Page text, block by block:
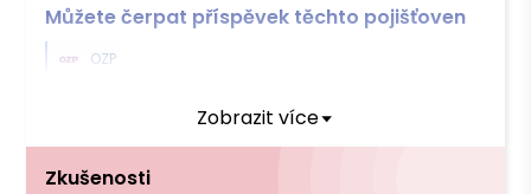
Můžete čerpat příspěvek těchto pojišťoven
OZP
Hotově Převodem
Zobrazit více
Zkušenosti